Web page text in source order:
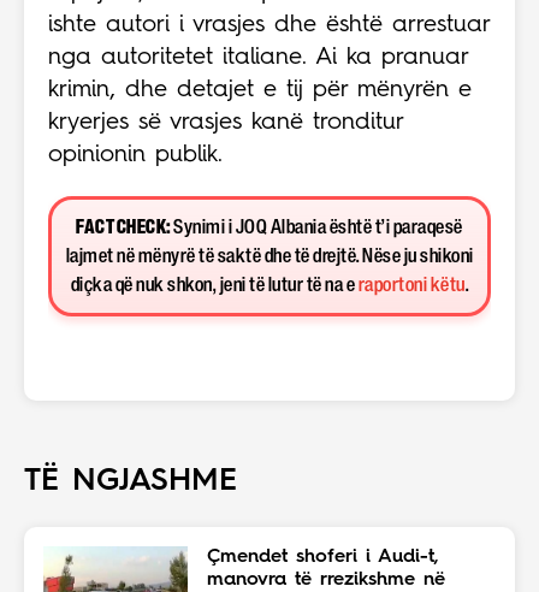
ishte autori i vrasjes dhe është arrestuar
nga autoritetet italiane. Ai ka pranuar
krimin, dhe detajet e tij për mënyrën e
kryerjes së vrasjes kanë tronditur
opinionin publik.
FACT CHECK:Synimi i JOQ Albania është t’i paraqesë
lajmet në mënyrë të saktë dhe të drejtë. Nëse ju shikoni
diçka që nuk shkon, jeni të lutur të na e raportoni këtu.
TË NGJASHME
Çmendet shoferi i Audi-t,
manovra të rrezikshme në